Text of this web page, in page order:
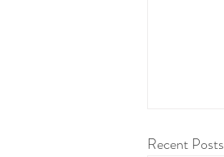
Recent Posts